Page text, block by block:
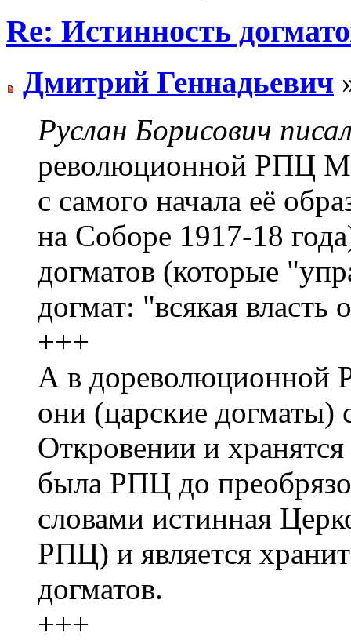
Re: Истинность
Дмитрий Геннадьевич
Руслан Борисович
революционной РПЦ
с самого начала её
на Соборе 1917-18
догматов (которые
догмат: "всякая власть
+++
А в дореволюционной
они (царские догматы)
Откровении и
была РПЦ до
словами истинная
РПЦ) и является
догматов.
+++